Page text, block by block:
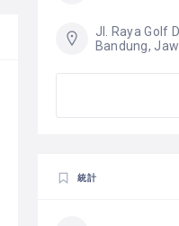
Jl. Raya Golf
Bandung,
統計